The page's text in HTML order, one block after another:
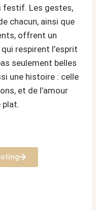
festif. Les gestes,
chacun, ainsi que
offrent un
respirent l’esprit
seulement belles
une histoire : celle
et de l’amour
plat.